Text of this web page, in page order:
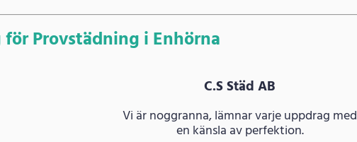
Provstädning i Enhörna
C.S Städ AB
Vi är noggranna, lämnar varje uppdrag med
en känsla av perfektion.